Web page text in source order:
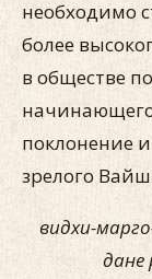
необходимо
более
в обществе
поклонение
зрелого
видхи-
дане